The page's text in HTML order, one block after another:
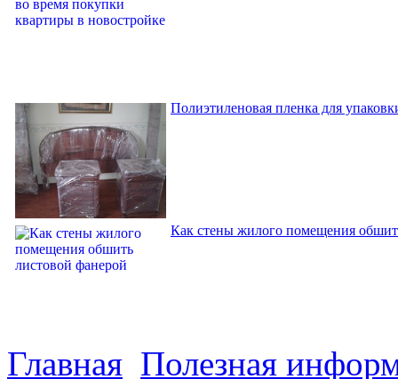
Полиэтиленовая пленка для
Как стены жилого помещения
Главная Полезная